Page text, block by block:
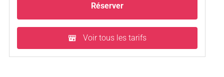
Réserver
Voir tous les tarifs